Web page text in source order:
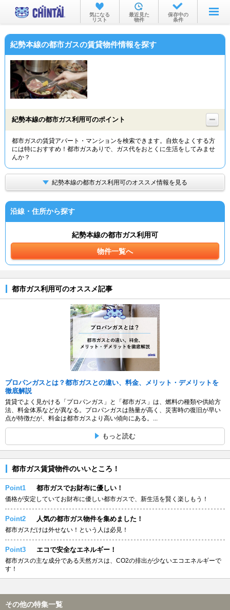
お部屋を探す
沿線・駅から
物件特集から
TOP
気になる
リスト
最近見た
物件
保存中の
条件
紀勢本線の都市ガスの賃貸物件情報を探す
紀勢本線の都市ガス利用可のポイント
都市ガスの賃貸アパート・マンションを検索できます。自炊をよくする方
には特におすすめ！都市ガスありで、ガス代をおとくに生活をしてみませ
んか？
紀勢本線の都市ガス利用可のオススメ情報を見る
沿線・住所から探す
紀勢本線の都市ガス利用可
物件一覧へ
都市ガス利用可のオススメ記事
プロパンガスとは？都市ガスとの違い、料金、メリット・デメリットを
徹底解説
賃貸でよく見かける「プロパンガス」と「都市ガス」は、燃料の種類や供給方
法、料金体系などが異なる。プロパンガスは熱量が高く、災害時の復旧が早い
点が特徴だが、料金は都市ガスより高い傾向にある。...
もっと読む
都市ガス賃貸物件のいいところ！
Point1 都市ガスでお財布に優しい！
価格が安定していてお財布に優しい都市ガスで、新生活を賢く楽しもう！
Point2 人気の都市ガス物件を集めました！
都市ガスだけは外せない！という人は必見！
Point3 エコで安全なエネルギー！
都市ガスの主な成分である天然ガスは、CO2の排出が少ないエコエネルギーで
す！
その他の特集一覧